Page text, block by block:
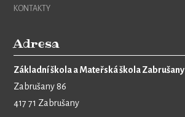
KONTAKTY
Adresa
Základní škola a Mateřská škola Zabrušany
Zabrušany 86
417 71 Zabrušany